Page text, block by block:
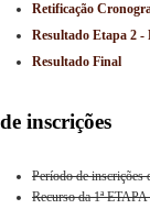
Retificação
Resultado Etapa 2 -
Resultado Final
inscrições
Período de inscrições
Recurso da 1ª